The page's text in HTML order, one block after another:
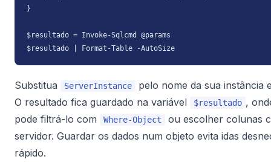
}
$resultado = Invoke-Sqlcmd @params
$resultado | Format-Table -AutoSize
Substitua ServerInstance
pelo nome da sua instância
O resultado fica guardado na variável
$resultado ,
pode filtrá-lo com
Where-Object
ou escolher colunas
servidor. Guardar os dados num objeto evita idas
rápido.